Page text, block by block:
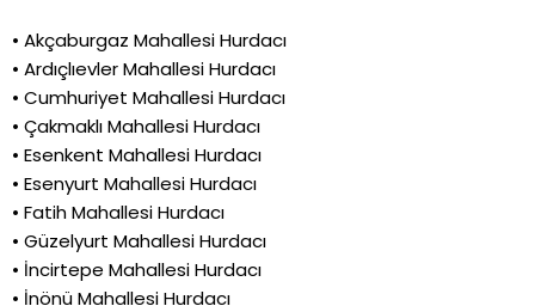
• Akçaburgaz Mahallesi Hurdacı
• Ardıçlıevler Mahallesi Hurdacı
• Cumhuriyet Mahallesi Hurdacı
• Çakmaklı Mahallesi Hurdacı
• Esenkent Mahallesi Hurdacı
• Esenyurt Mahallesi Hurdacı
• Fatih Mahallesi Hurdacı
• Güzelyurt Mahallesi Hurdacı
• İncirtepe Mahallesi Hurdacı
• İnönü Mahallesi Hurdacı